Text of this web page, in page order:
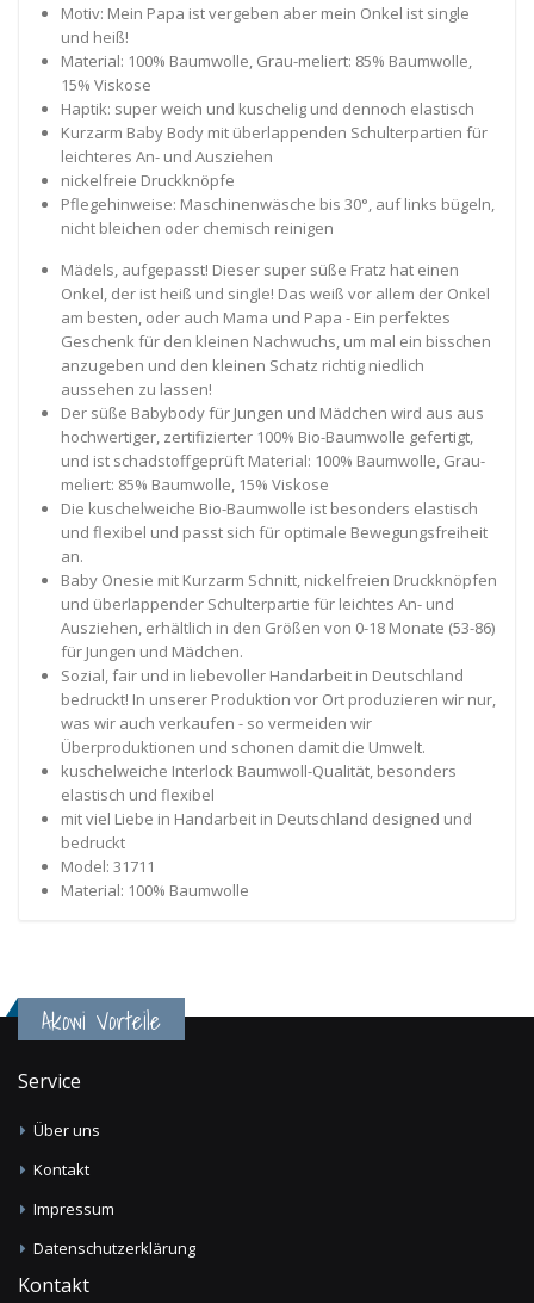
Motiv: Mein Papa ist vergeben aber mein Onkel ist single
und heiß!
Material: 100% Baumwolle, Grau-meliert: 85% Baumwolle,
15% Viskose
Haptik: super weich und kuschelig und dennoch elastisch
Kurzarm Baby Body mit überlappenden Schulterpartien für
leichteres An- und Ausziehen
nickelfreie Druckknöpfe
Pflegehinweise: Maschinenwäsche bis 30°, auf links bügeln,
nicht bleichen oder chemisch reinigen
Mädels, aufgepasst! Dieser super süße Fratz hat einen
Onkel, der ist heiß und single! Das weiß vor allem der Onkel
am besten, oder auch Mama und Papa - Ein perfektes
Geschenk für den kleinen Nachwuchs, um mal ein bisschen
anzugeben und den kleinen Schatz richtig niedlich
aussehen zu lassen!
Der süße Babybody für Jungen und Mädchen wird aus aus
hochwertiger, zertifizierter 100% Bio-Baumwolle gefertigt,
und ist schadstoffgeprüft Material: 100% Baumwolle, Grau-
meliert: 85% Baumwolle, 15% Viskose
Die kuschelweiche Bio-Baumwolle ist besonders elastisch
und flexibel und passt sich für optimale Bewegungsfreiheit
an.
Baby Onesie mit Kurzarm Schnitt, nickelfreien Druckknöpfen
und überlappender Schulterpartie für leichtes An- und
Ausziehen, erhältlich in den Größen von 0-18 Monate (53-86)
für Jungen und Mädchen.
Sozial, fair und in liebevoller Handarbeit in Deutschland
bedruckt! In unserer Produktion vor Ort produzieren wir nur,
was wir auch verkaufen - so vermeiden wir
Überproduktionen und schonen damit die Umwelt.
kuschelweiche Interlock Baumwoll-Qualität, besonders
elastisch und flexibel
mit viel Liebe in Handarbeit in Deutschland designed und
bedruckt
Model: 31711
Material: 100% Baumwolle
Akowi Vorteile
Service
Über uns
Kontakt
Impressum
Datenschutzerklärung
Kontakt